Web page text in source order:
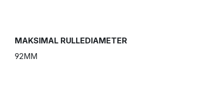
MAKSIMAL RULLEDIAMETER
92MM